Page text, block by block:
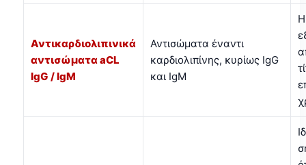
Αντικαρδιολιπινικά
αντισώματα aCL
IgG / IgM
Αντισώματα έναντι
καρδιολιπίνης, κυρίως IgG
και IgM